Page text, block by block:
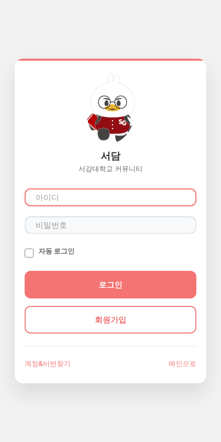
서담
서강대학교 커뮤니티
자동 로그인
회원가입
계정&비번찾기 메인으로